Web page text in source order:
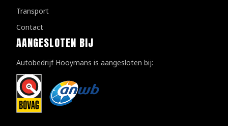
Transport
Contact
AANGESLOTEN BIJ
Autobedrijf Hooymans is aangesloten bij: